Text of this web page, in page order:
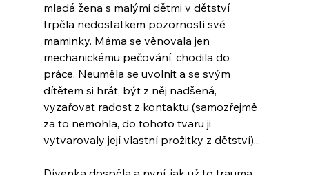
mladá žena s malými dětmi v dětství
trpěla nedostatkem pozornosti své
maminky. Máma se věnovala jen
mechanickému pečování, chodila do
práce. Neuměla se uvolnit a se svým
dítětem si hrát, být z něj nadšená,
vyzařovat radost z kontaktu (samozřejmě
za to nemohla, do tohoto tvaru ji
vytvarovaly její vlastní prožitky z dětství)...